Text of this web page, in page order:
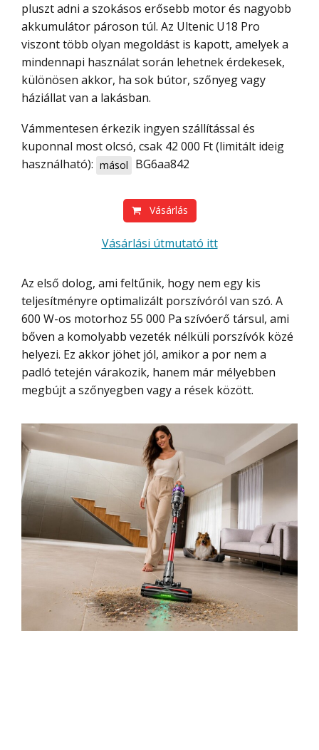
pluszt adni a szokásos erősebb motor és nagyobb
akkumulátor pároson túl. Az Ultenic U18 Pro
viszont több olyan megoldást is kapott, amelyek a
mindennapi használat során lehetnek érdekesek,
különösen akkor, ha sok bútor, szőnyeg vagy
háziállat van a lakásban.
Vámmentesen érkezik ingyen szállítással és
kuponnal most olcsó, csak 42 000 Ft (limitált ideig
használható): másol BG6aa842
Vásárlás
Vásárlási útmutató itt
Az első dolog, ami feltűnik, hogy nem egy kis
teljesítményre optimalizált porszívóról van szó. A
600 W-os motorhoz 55 000 Pa szívóerő társul, ami
bőven a komolyabb vezeték nélküli porszívók közé
helyezi. Ez akkor jöhet jól, amikor a por nem a
padló tetején várakozik, hanem már mélyebben
megbújt a szőnyegben vagy a rések között.